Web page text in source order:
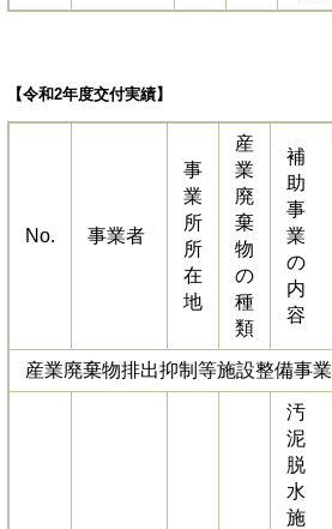
【令和2年度交付実績】
No. 事業者
事
業
所
所
在
地
産
業
廃
棄
物
の
種
類
補
助
事
業
の
内
容
産業廃棄物排出抑制等施設整備事業
汚
泥
脱
水
施